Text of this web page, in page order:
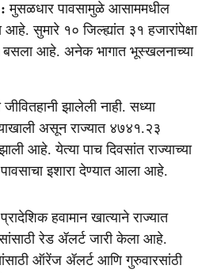
मुसळधार पावसामुळे आसाममधील
सुमारे १० जिल्ह्यांत ३१ हजारांपेक्षा
बसला आहे. अनेक भागात भूस्खलनाच्या
झालेली नाही. सध्या
असून राज्यात ४७४१.२३
आहे. येत्या पाच दिवसांत राज्याच्या
इशारा देण्यात आला आहे.
हवामान खात्याने राज्यात
रेड ॲलर्ट जारी केला आहे.
ऑरेंज ॲलर्ट आणि गुरुवारसांठी